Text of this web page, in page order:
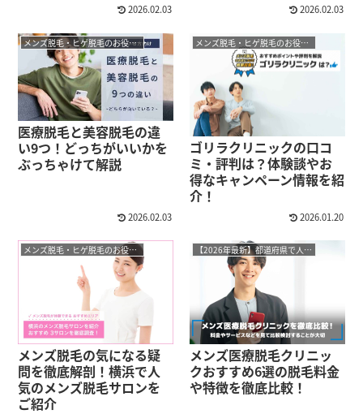
2026.02.03 2026.02.03
メンズ脱毛・ヒゲ脱毛のお役立ちコラム
医療脱毛と美容脱毛の違
い9つ！どっちがいいかを
ぶっちゃけて解説
2026.02.03
メンズ脱毛・ヒゲ脱毛のお役立ちコラム
ゴリラクリニックの口コ
ミ・評判は？体験談やお
得なキャンペーン情報を紹
介！
2026.01.20
メンズ脱毛・ヒゲ脱毛のお役立ちコラム
メンズ脱毛の気になる疑
問を徹底解剖！横浜で人
気のメンズ脱毛サロンを
ご紹介
【2026年最新】都道府県で人気のメンズ脱毛おすすめサロン・クリニック
メンズ医療脱毛クリニッ
クおすすめ6選の脱毛料金
や特徴を徹底比較！